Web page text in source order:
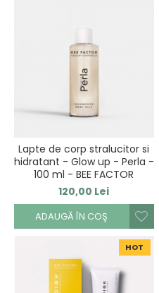
Lapte de corp stralucitor si
hidratant - Glow up - Perla -
100 ml - BEE FACTOR
120,00 Lei
ADAUGĂ ÎN COŞ
HOT